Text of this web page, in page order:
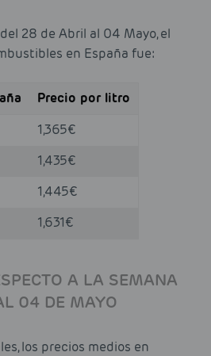
28 de Abril al 04 Mayo, el
en España fue:
Precio por litro
1,365€
1,435€
1,445€
1,631€
A LA SEMANA
04 DE MAYO
los precios medios en